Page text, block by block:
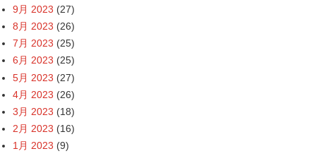
9月 2023 (27)
8月 2023 (26)
7月 2023 (25)
6月 2023 (25)
5月 2023 (27)
4月 2023 (26)
3月 2023 (18)
2月 2023 (16)
1月 2023 (9)